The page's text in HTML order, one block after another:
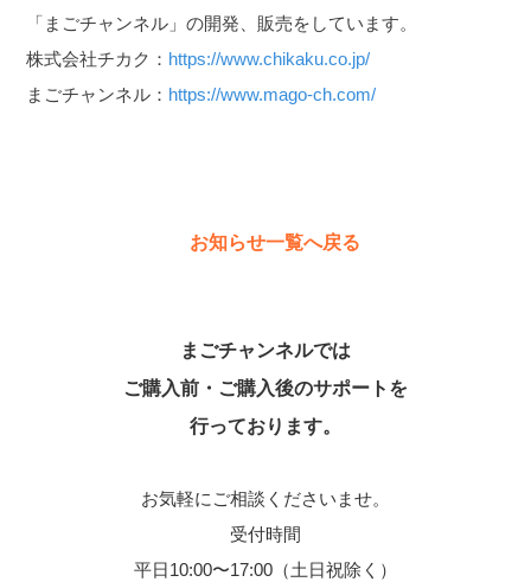
「まごチャンネル」の開発、販売をしています。
株式会社チカク： https://www.chikaku.co.jp/
まごチャンネル： https://www.mago-ch.com/
お知らせ一覧へ戻る
まごチャンネルでは
ご購入前・ご購入後のサポートを
行っております。
お気軽にご相談くださいませ。
受付時間
平日10:00〜17:00（土日祝除く）